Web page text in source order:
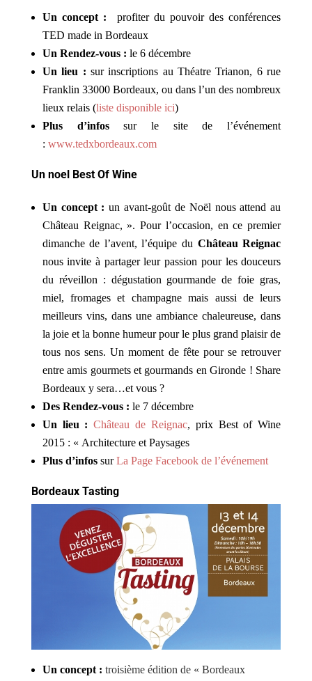
Un concept : profiter du pouvoir des conférences
TED made in Bordeaux
Un Rendez-vous : le 6 décembre
Un lieu : sur inscriptions au Théatre Trianon, 6 rue
Franklin 33000 Bordeaux, ou dans l’un des nombreux
lieux relais (liste disponible ici)
Plus d’infossur le site de l’événement
: www.tedxbordeaux.com
Un noel Best Of Wine
Un concept :un avant-goût de Noël nous attend au
Château Reignac, ». Pour l’occasion, en ce premier
dimanche de l’avent, l’équipe du Château Reignac
nous invite à partager leur passion pour les douceurs
du réveillon : dégustation gourmande de foie gras,
miel, fromages et champagne mais aussi de leurs
meilleurs vins, dans une ambiance chaleureuse, dans
la joie et la bonne humeur pour le plus grand plaisir de
tous nos sens. Un moment de fête pour se retrouver
entre amis gourmets et gourmands en Gironde ! Share
Bordeaux y sera…et vous ?
Des Rendez-vous : le 7 décembre
Un lieu : Château de Reignac, prix Best of Wine
2015 : « Architecture et Paysages
Plus d’infossurLa Page Facebook de l’événement
Bordeaux Tasting
Un concept : troisième édition de « Bordeaux